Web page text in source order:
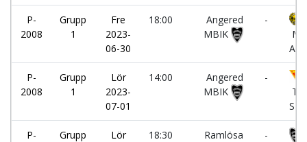
P-
2008
Grupp
1
Fre
2023-
06-30
18:00
Angered
MBIK
-
AIF
P-
2008
Grupp
1
Lör
2023-
07-01
14:00
Angered
MBIK
-
SK
P-
Grupp
Lör
18:30
Ramlösa
-